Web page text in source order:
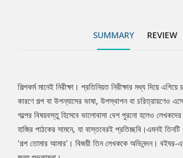
SUMMARY REVIEW
Tab
Article
শিল্পকর্ম মানেই নিরীক্ষা। প্রতিনিয়ত নিরীক্ষার মধ্য দিয়ে
কারণে গল্প বা উপন্যাসের ভাষা, উপস্থাপন বা চরিত্রায়ণেও
গল্পের বিষয়বস্তু হিসেবে ভালোবাসা বেশ পুরনো হলেও
হাজির পাঠকের সামনে, যা বাস্তবেরই প্রতিচ্ছবি।এমনই
'গল্প তোমার আমার'। বিজয়ী তিন লেখককে অভিনন্দন। বইঘর-